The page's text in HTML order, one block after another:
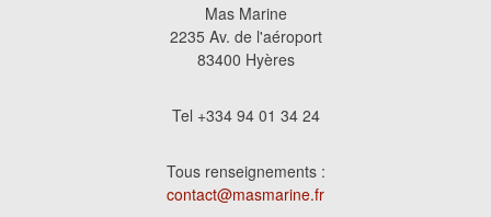
Mas Marine
2235 Av. de l'aéroport
83400 Hyères
Tel +334 94 01 34 24
Tous renseignements :
contact@masmarine.fr